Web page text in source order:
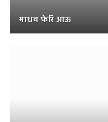
माधव फेरि आऊ